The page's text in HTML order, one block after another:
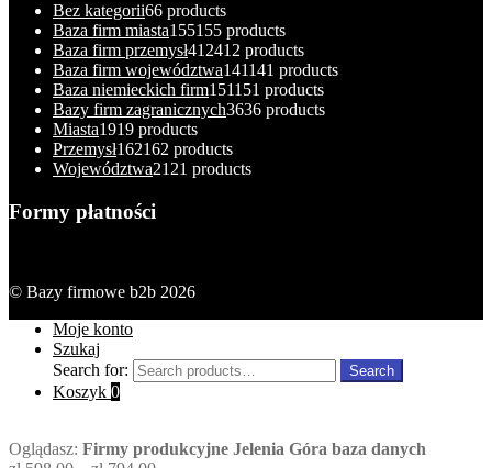
Bez kategorii66 products
Baza firm miasta155155 products
Baza firm przemysł412412 products
Baza firm województwa141141 products
Baza niemieckich firm151151 products
Bazy firm zagranicznych3636 products
Miasta1919 products
Przemysł162162 products
Województwa21 21 products
Formy płatności
© Bazy firmowe b2b 2026
Moje konto
Szukaj
Search for:
Search
Koszyk 0
Oglądasz: Firmy produkcyjne Jelenia Góra baza danych